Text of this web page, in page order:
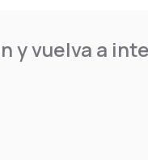
y vuelva a